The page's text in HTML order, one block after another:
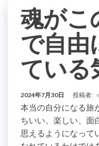
魂がこ
で自由
ている
2024年7月30日 投稿者:
本当の自分になる旅
ちいい、楽しい、面
思えるようになって